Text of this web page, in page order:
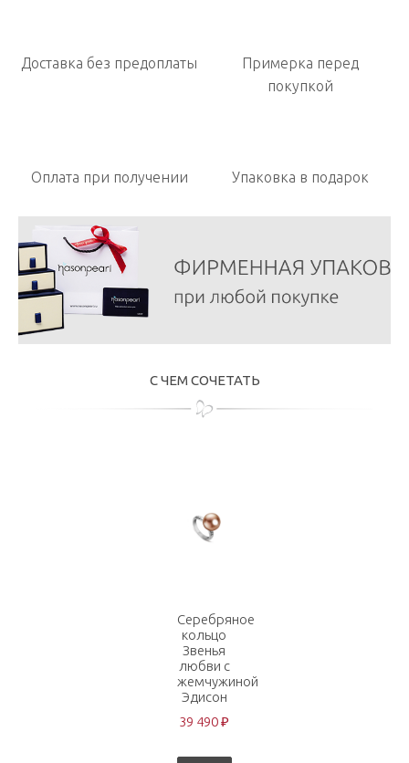
Доставка без предоплаты
Примерка перед
покупкой
Оплата при получении Упаковка в подарок
С ЧЕМ СОЧЕТАТЬ
Серебряное
кольцо
Звенья
любви с
жемчужиной
Эдисон
39 490 ₽